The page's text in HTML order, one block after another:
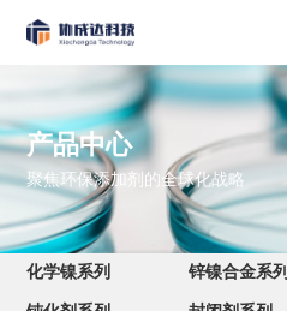
产品中心
聚焦环保添加剂的全球化战略
化学镍系列 锌镍合金系列